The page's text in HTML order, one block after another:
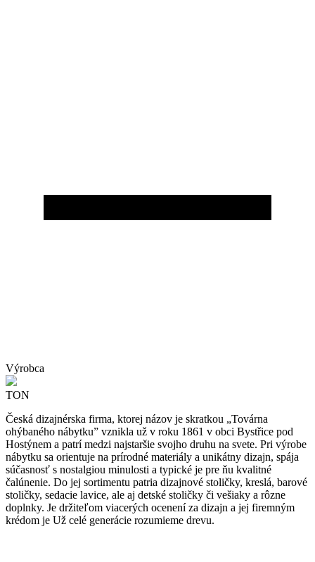
Výrobca
TON
Česká dizajnérska firma, ktorej názov je skratkou „Továrna
ohýbaného nábytku” vznikla už v roku 1861 v obci Bystřice pod
Hostýnem a patrí medzi najstaršie svojho druhu na svete. Pri výrobe
nábytku sa orientuje na prírodné materiály a unikátny dizajn, spája
súčasnosť s nostalgiou minulosti a typické je pre ňu kvalitné
čalúnenie. Do jej sortimentu patria dizajnové stoličky, kreslá, barové
stoličky, sedacie lavice, ale aj detské stoličky či vešiaky a rôzne
doplnky. Je držiteľom viacerých ocenení za dizajn a jej firemným
krédom je Už celé generácie rozumieme drevu.